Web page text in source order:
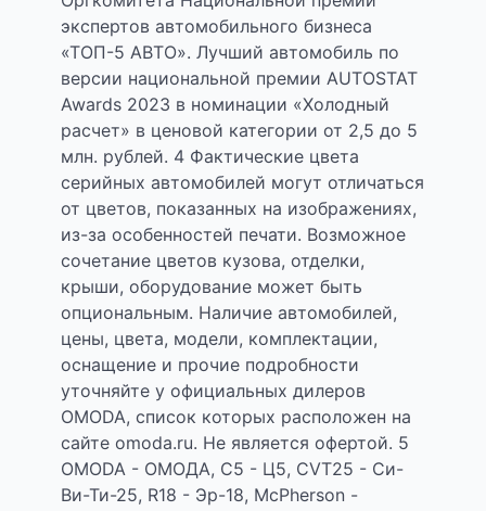
экспертов автомобильного бизнеса
«ТОП-5 АВТО». Лучший автомобиль по
версии национальной премии AUTOSTAT
Awards 2023 в номинации «Холодный
расчет» в ценовой категории от 2,5 до 5
млн. рублей. 4 Фактические цвета
серийных автомобилей могут отличаться
от цветов, показанных на изображениях,
из-за особенностей печати. Возможное
сочетание цветов кузова, отделки,
крыши, оборудование может быть
опциональным. Наличие автомобилей,
цены, цвета, модели, комплектации,
оснащение и прочие подробности
уточняйте у официальных дилеров
OMODA, список которых расположен на
сайте omoda.ru. Не является офертой. 5
OMODA - ОМОДА, С5 - Ц5, CVT25 - Си-
Ви-Ти-25, R18 - Эр-18, МсPherson -